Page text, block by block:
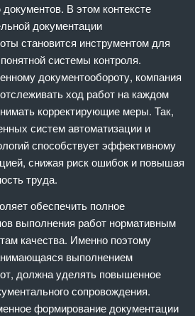
В этом контексте
документации
становится инструментом для
системы контроля.
документообороту, компания
ход работ на каждом
корректирующие меры. Так,
систем автоматизации и
способствует эффективному
снижая риск ошибок и повышая
труда.
обеспечить полное
выполнения работ нормативным
качества. Именно поэтому
выполнением
должна уделять повышенное
сопровождения.
формирование документации